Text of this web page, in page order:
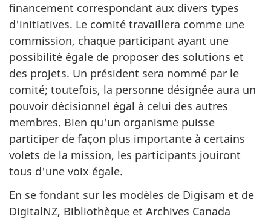
financement correspondant aux divers types
d'initiatives. Le comité travaillera comme une
commission, chaque participant ayant une
possibilité égale de proposer des solutions et
des projets. Un président sera nommé par le
comité; toutefois, la personne désignée aura un
pouvoir décisionnel égal à celui des autres
membres. Bien qu'un organisme puisse
participer de façon plus importante à certains
volets de la mission, les participants jouiront
tous d'une voix égale.
En se fondant sur les modèles de Digisam et de
DigitalNZ, Bibliothèque et Archives Canada